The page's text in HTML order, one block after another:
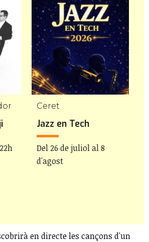
Ceret
Jazz en Tech
Del 26 de juliol al 8
d'agost
en directe les cançons d'un